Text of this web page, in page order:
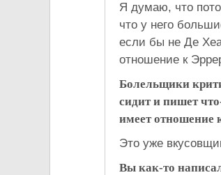
Я думаю, что
что у него
если бы не Де
отношение к
Болельщики
сидит и пишет
имеет отношение
Это уже
Вы как-то